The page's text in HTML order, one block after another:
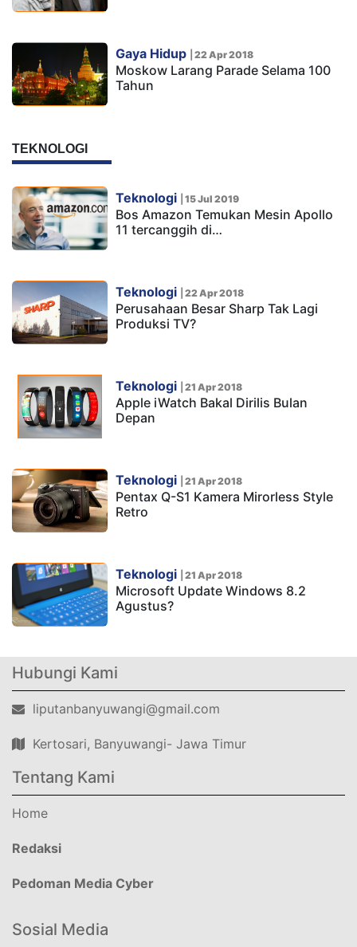
Gaya Hidup 22 Apr 2018
Moskow Larang Parade Selama 100
Tahun
TEKNOLOGI
Teknologi 15 Jul 2019
Bos Amazon Temukan Mesin Apollo
11 tercanggih di…
Teknologi 22 Apr 2018
Perusahaan Besar Sharp Tak Lagi
Produksi TV?
Teknologi 21 Apr 2018
Apple iWatch Bakal Dirilis Bulan
Depan
Teknologi 21 Apr 2018
Pentax Q-S1 Kamera Mirorless Style
Retro
Teknologi 21 Apr 2018
Microsoft Update Windows 8.2
Agustus?
Hubungi Kami
liputanbanyuwangi@gmail.com
Kertosari, Banyuwangi- Jawa Timur
Tentang Kami
Home
Redaksi
Pedoman Media Cyber
Sosial Media